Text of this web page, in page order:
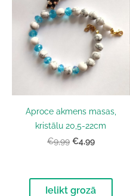
Aproce akmens masas,
kristālu 20,5-22cm
€9,99 €4,99
Ielikt grozā